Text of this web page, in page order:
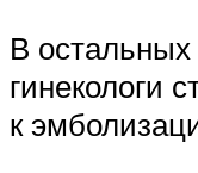
В
гинекологи
к